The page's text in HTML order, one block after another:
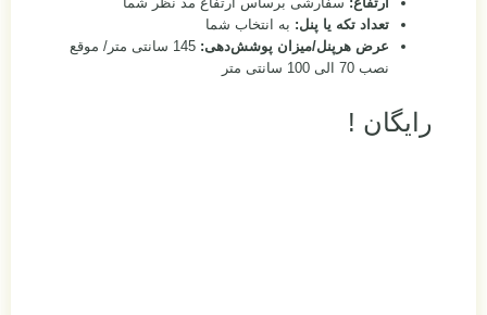
تعداد تکه یا پنل: به انتخاب شما
عرض هرپنل/میزان پوشش‌دهی:
145 سانتی متر/ موقع
نصب 70 الی 100 سانتی متر
رایگان !